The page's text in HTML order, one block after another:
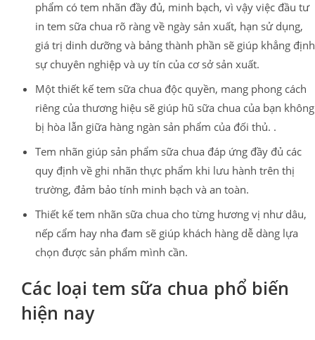
phẩm có tem nhãn đầy đủ, minh bạch, vì vậy việc đầu tư
in tem sữa chua rõ ràng về ngày sản xuất, hạn sử dụng,
giá trị dinh dưỡng và bảng thành phần sẽ giúp khẳng định
sự chuyên nghiệp và uy tín của cơ sở sản xuất.
Một thiết kế tem sữa chua độc quyền, mang phong cách
riêng của thương hiệu sẽ giúp hũ sữa chua của bạn không
bị hòa lẫn giữa hàng ngàn sản phẩm của đối thủ. .
Tem nhãn giúp sản phẩm sữa chua đáp ứng đầy đủ các
quy định về ghi nhãn thực phẩm khi lưu hành trên thị
trường, đảm bảo tính minh bạch và an toàn.
Thiết kế tem nhãn sữa chua cho từng hương vị như dâu,
nếp cẩm hay nha đam sẽ giúp khách hàng dễ dàng lựa
chọn được sản phẩm mình cần.
Các loại tem sữa chua phổ biến
hiện nay